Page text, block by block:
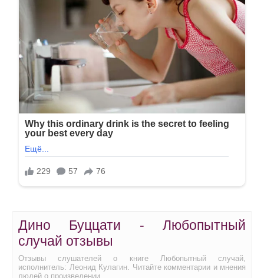
Дино Буццати - Любопытный
случай отзывы
Отзывы слушателей о книге Любопытный случай,
исполнитель: Леонид Кулагин. Читайте комментарии и мнения
людей о произведении.